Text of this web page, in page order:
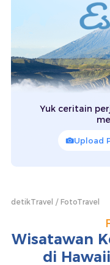
Yuk ceritain
Upload
detikTravel FotoTravel
Wisatawan
di